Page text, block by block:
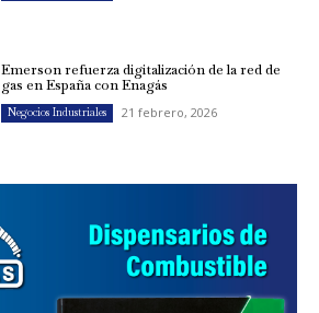
Emerson refuerza digitalización de la red de
gas en España con Enagás
Negocios Industriales 21 febrero, 2026